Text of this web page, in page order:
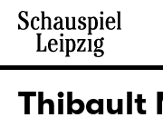
Thibault